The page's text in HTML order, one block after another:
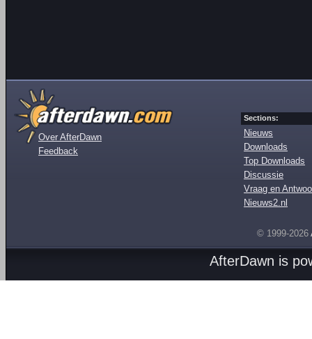
Over AfterDawn
Feedback
Sections:
Nieuws
Downloads
Top Downloads
Discussie
Vraag en
Nieuws2.nl
© 1999-2026
AfterDawn is